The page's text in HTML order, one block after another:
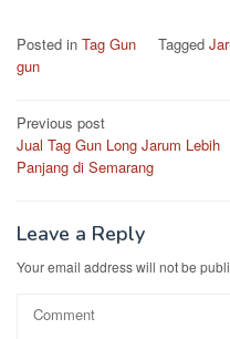
Posted in Tag Gun Tagged
gun
Post
navigation
Previous post
Jual Tag Gun Long Jarum Lebih
Panjang di Semarang
Leave a Reply
Your email address will not be